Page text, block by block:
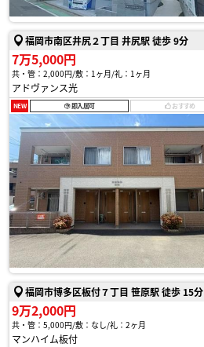
福岡市南区井尻２丁目 井尻駅 徒歩 9分
7万5,000円
共・管：2,000円 敷：1ヶ月 礼：1ヶ月
アドヴァンス光
NEW 即入居可 おすすめ
福岡市博多区板付７丁目 笹原駅 徒歩 15分
9万2,000円
共・管：5,000円 敷：なし 礼：2ヶ月
マンハイム板付